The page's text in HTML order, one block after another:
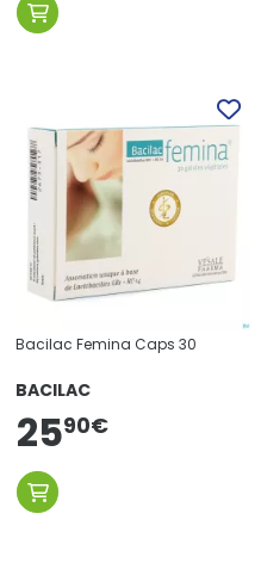
Bacilac Femina Caps 30
BACILAC
2590€